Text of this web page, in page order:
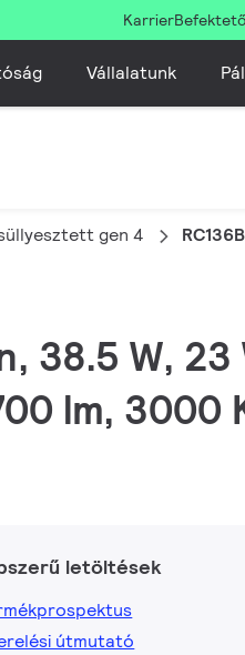
Karrier
Vállalatunk
gen 4
38.5 W, 23
lm, 3000
letöltések
útmutató